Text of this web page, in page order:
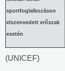
sportfoglalkozáson
elszenvedett erőszak
esetén
(UNICEF)